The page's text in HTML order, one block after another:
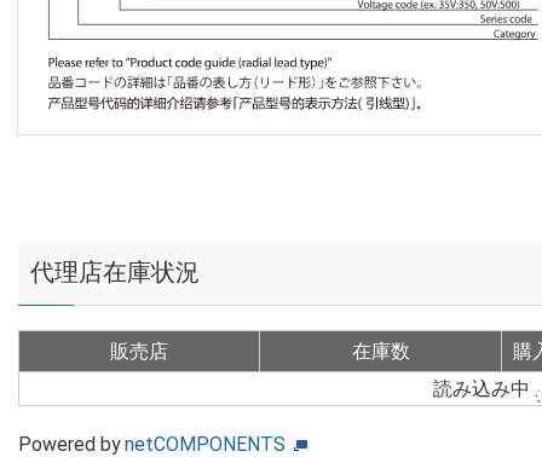
代理店在庫状況
販売店 在庫数
購
読み込み中
Powered bynetCOMPONENTS